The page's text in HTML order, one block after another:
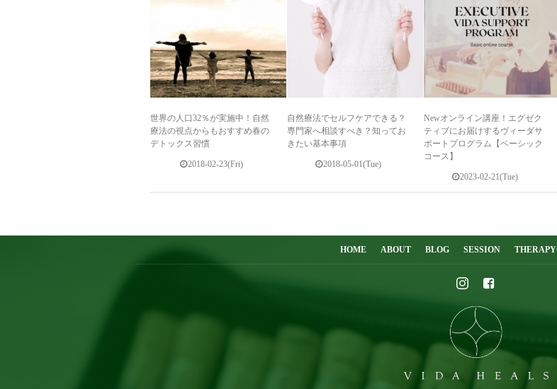
世界の人口32％が実施中！自然
療法の視点からもおすすめ春の
デトックス習慣
2018-02-23(Fri)
自然療法でセルフケアできる？
専門家へ相談すべき？知ってお
きたい基本事項
2018-05-01(Tue)
Newオンライン講座！エグゼク
ティブにお届けするヴィーダサ
ポートプログラム【ベーシック
コース】
2023-02-21(Tue)
HOME ABOUT BLOG SESSION THERAPY